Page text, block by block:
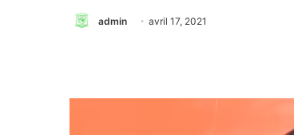
admin avril 17, 2021